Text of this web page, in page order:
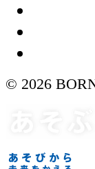
© 2026